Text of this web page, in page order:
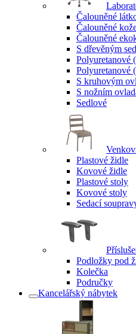
Čalouněné
Čalouněné
Čalouněné
S dřevěným
Polyuretanové
Polyuretanové
S kruhovým
S nožním
Sedlové
Plastové židle
Kovové židle
Plastové stoly
Kovové stoly
Sedací
Podložky pod
Kolečka
Područky
Kancelářský nábytek